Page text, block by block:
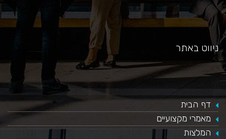
ניווט באתר
דף הבית
מאמרי מקצועיים
המלצות